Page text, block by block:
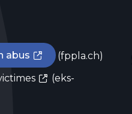
abus
(fppla.ch)
(eks-